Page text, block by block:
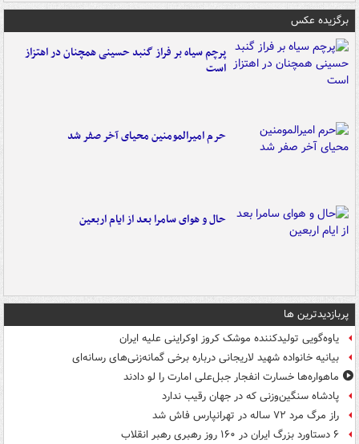
برگزیده عکس
پرچم سیاه بر فراز گنبد حسینی همچنان در اهتزاز
است
حرم امیرالمومنین محیای آخر صفر شد
حال و هوای سامرا بعد از ایام اربعین
پربازدیدترین ها
یاوه‌گویی تولیدکننده موشک کروز اوکراینی علیه ایران
بیانیه خانواده شهید لاریجانی درباره برخی گمانه‌زنی‌های رسانه‌ای
ماهواره‌ها خسارت انفجار جبل‌علی امارت را لو دادند
پادشاه سنگین‌وزنی که در جهان رقیب ندارد
راز مرگ مرد ۷۲ ساله در تهرانپارس فاش شد
۶ دستاورد بزرگ ایران در ۱۶۰ روز رهبری رهبر انقلاب